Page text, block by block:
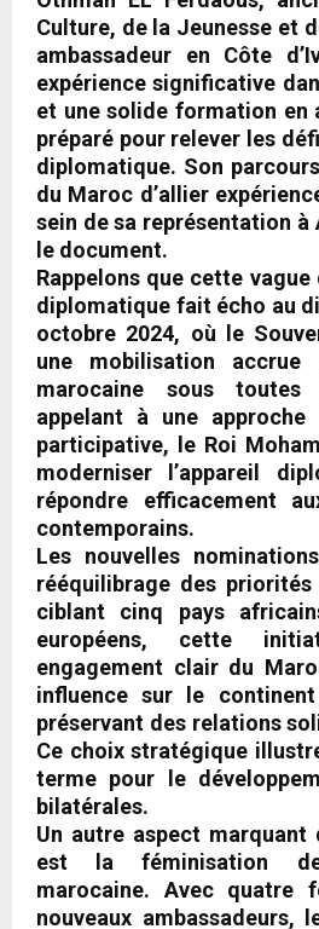
Culture, de la Jeunesse et
ambassadeur en Côte
expérience significative
et une solide formation en
préparé pour relever les
diplomatique. Son
du Maroc d’allier
sein de sa représentation à
le document.
Rappelons que cette
diplomatique fait écho au
octobre 2024, où le
une mobilisation
marocaine sous
appelant à une
participative, le Roi
moderniser l’appareil
répondre efficacement
contemporains.
Les nouvelles
rééquilibrage des priorités
ciblant cinq pays
européens, cette
engagement clair du
influence sur le
préservant des relations
Ce choix stratégique
terme pour le
bilatérales.
Un autre aspect
est la féminisation
marocaine. Avec quatre
nouveaux ambassadeurs,